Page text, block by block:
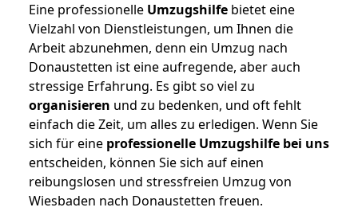
Eine professionelle Umzugshilfe bietet eine
Vielzahl von Dienstleistungen, um Ihnen die
Arbeit abzunehmen, denn ein Umzug nach
Donaustetten ist eine aufregende, aber auch
stressige Erfahrung. Es gibt so viel zu
organisieren und zu bedenken, und oft fehlt
einfach die Zeit, um alles zu erledigen. Wenn Sie
sich für eine professionelle Umzugshilfe bei uns
entscheiden, können Sie sich auf einen
reibungslosen und stressfreien Umzug von
Wiesbaden nach Donaustetten freuen.